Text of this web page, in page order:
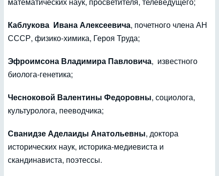
Каблукова Ивана Алексеевича, почетного члена АН
СССР, физико-химика, Героя Труда;
Эфроимсона Владимира Павловича, известного
биолога-генетика;
Чесноковой Валентины Федоровны, социолога,
культуролога, пееводчика;
Сванидзе Аделаиды Анатольевны, доктора
исторических наук, историка-медиевиста и
скандинависта, поэтессы.